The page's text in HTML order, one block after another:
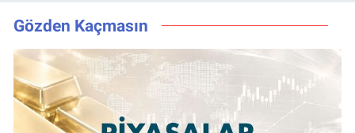
numaralar
Gözden Kaçmasın